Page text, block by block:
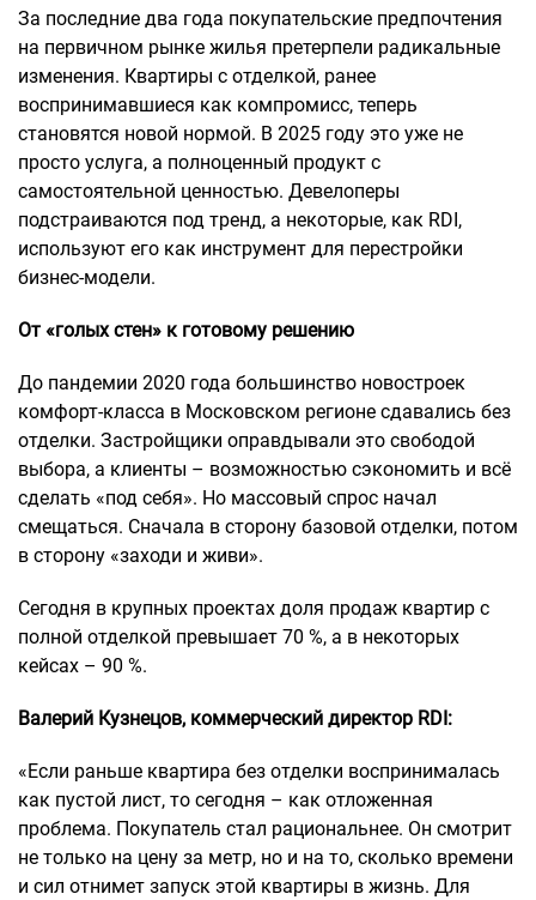
За последние два года покупательские предпочтения
на первичном рынке жилья претерпели радикальные
изменения. Квартиры с отделкой, ранее
воспринимавшиеся как компромисс, теперь
становятся новой нормой. В 2025 году это уже не
просто услуга, а полноценный продукт с
самостоятельной ценностью. Девелоперы
подстраиваются под тренд, а некоторые, как RDI,
используют его как инструмент для перестройки
бизнес-модели.
От «голых стен» к готовому решению
До пандемии 2020 года большинство новостроек
комфорт-класса в Московском регионе сдавались без
отделки. Застройщики оправдывали это свободой
выбора, а клиенты – возможностью сэкономить и всё
сделать «под себя». Но массовый спрос начал
смещаться. Сначала в сторону базовой отделки, потом
в сторону «заходи и живи».
Сегодня в крупных проектах доля продаж квартир с
полной отделкой превышает 70 %, а в некоторых
кейсах – 90 %.
Валерий Кузнецов, коммерческий директор RDI:
«Если раньше квартира без отделки воспринималась
как пустой лист, то сегодня – как отложенная
проблема. Покупатель стал рациональнее. Он смотрит
не только на цену за метр, но и на то, сколько времени
и сил отнимет запуск этой квартиры в жизнь. Для